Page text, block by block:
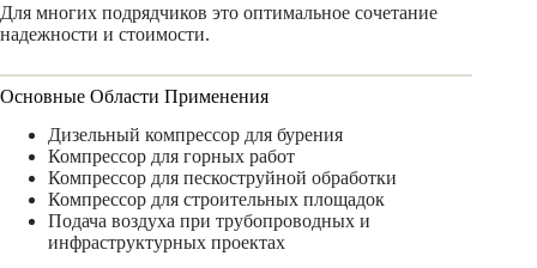
Для многих подрядчиков это оптимальное сочетание
надежности и стоимости.
Основные Области Применения
Дизельный компрессор для бурения
Компрессор для горных работ
Компрессор для пескоструйной обработки
Компрессор для строительных площадок
Подача воздуха при трубопроводных и
инфраструктурных проектах